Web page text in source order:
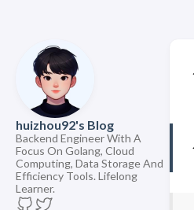
huizhou92's Blog
Backend Engineer With A
Focus On Golang, Cloud
Computing, Data Storage And
Efficiency Tools. Lifelong
Learner.